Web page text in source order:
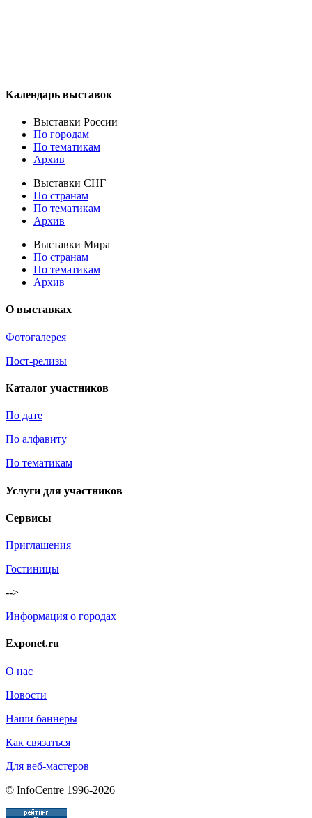
Календарь выставок
Выставки России
По городам
По тематикам
Архив
Выставки СНГ
По странам
По тематикам
Архив
Выставки Мира
По странам
По тематикам
Архив
О выставках
Фотогалерея
Пост-релизы
Каталог участников
По дате
По алфавиту
По тематикам
Услуги для участников
Сервисы
Приглашения
Гостиницы
-->
Информация о городах
Exponet.ru
О нас
Новости
Наши баннеры
Как связаться
Для веб-мастеров
© InfoCentre 1996-2026